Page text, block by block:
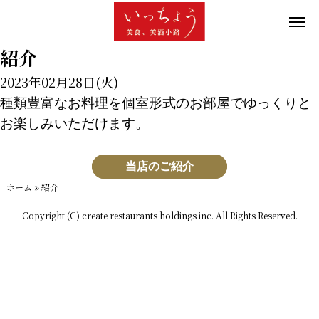
紹介
2023年02月28日(火)
種類豊富なお料理を個室形式のお部屋でゆっくりと
お楽しみいただけます。
当店のご紹介
ホーム »紹介
Copyright (C) create restaurants holdings inc. All Rights Reserved.